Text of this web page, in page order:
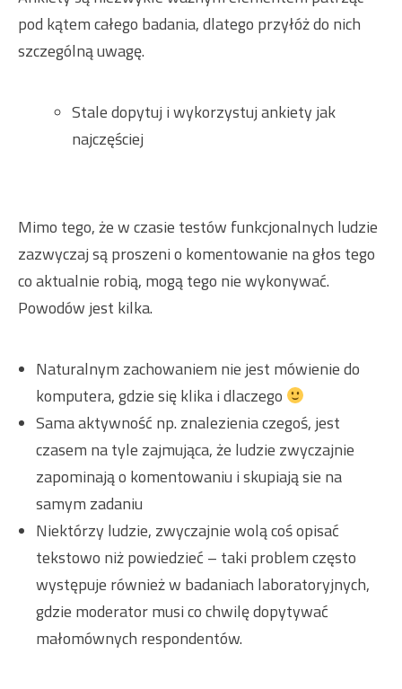
pod kątem całego badania, dlatego przyłóż do nich
szczególną uwagę.
Stale dopytuj i wykorzystuj ankiety jak
najczęściej
Mimo tego, że w czasie testów funkcjonalnych ludzie
zazwyczaj są proszeni o komentowanie na głos tego
co aktualnie robią, mogą tego nie wykonywać.
Powodów jest kilka.
Naturalnym zachowaniem nie jest mówienie do
komputera, gdzie się klika i dlaczego
Sama aktywność np. znalezienia czegoś, jest
czasem na tyle zajmująca, że ludzie zwyczajnie
zapominają o komentowaniu i skupiają sie na
samym zadaniu
Niektórzy ludzie, zwyczajnie wolą coś opisać
tekstowo niż powiedzieć – taki problem często
występuje również w badaniach laboratoryjnych,
gdzie moderator musi co chwilę dopytywać
małomównych respondentów.